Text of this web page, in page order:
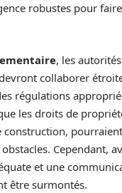
robustes pour
, les
collaborer
régulations
les droits de
construction,
Cependant,
et une
être surmontés.